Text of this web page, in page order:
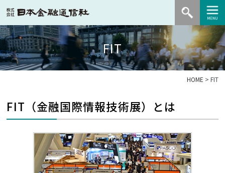
FIT
HOME > FIT
FIT（金融国際情報技術展）とは